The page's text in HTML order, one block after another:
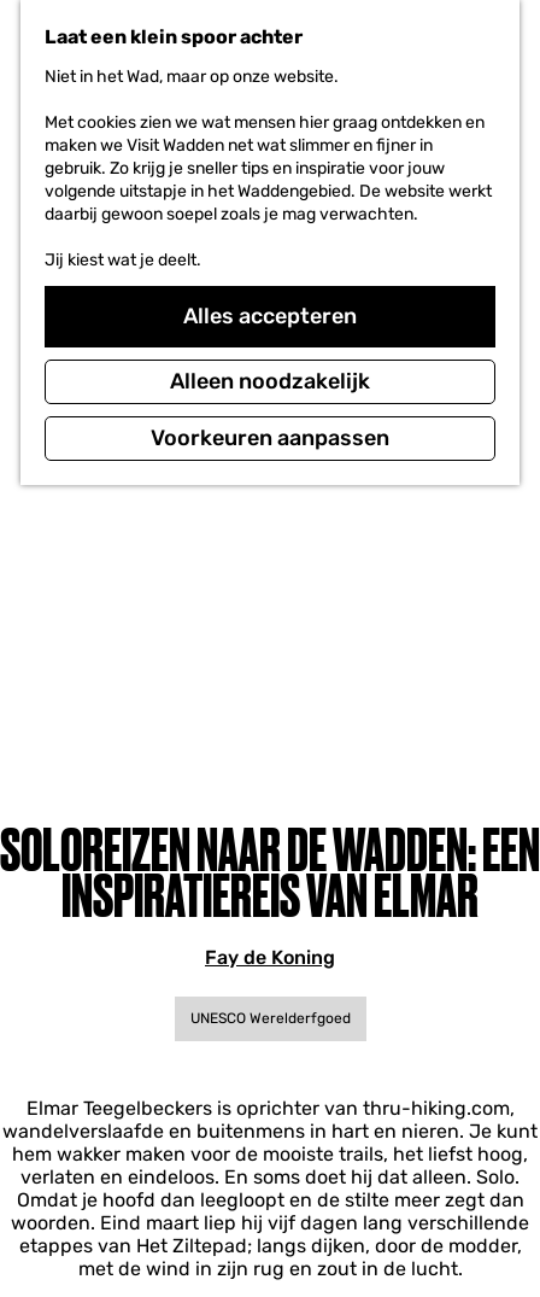
Laat een klein spoor achter
Niet in het Wad, maar op onze website.
Met cookies zien we wat mensen hier graag ontdekken en
maken we Visit Wadden net wat slimmer en fijner in
gebruik. Zo krijg je sneller tips en inspiratie voor jouw
volgende uitstapje in het Waddengebied. De website werkt
daarbij gewoon soepel zoals je mag verwachten.
Jij kiest wat je deelt.
Alles accepteren
Alleen noodzakelijk
Voorkeuren aanpassen
i
e
e
n
WAAR GAJE HEEN
PLAN JEBEZOEK
Voor ondernemers
SOLOREIZEN NAAR DE WADDEN: EEN
INSPIRATIEREIS VAN ELMAR
Fay de Koning
UNESCO Werelderfgoed
Elmar Teegelbeckers is oprichter van thru-hiking.com,
wandelverslaafde en buitenmens in hart en nieren. Je kunt
hem wakker maken voor de mooiste trails, het liefst hoog,
verlaten en eindeloos. En soms doet hij dat alleen. Solo.
Omdat je hoofd dan leegloopt en de stilte meer zegt dan
woorden. Eind maart liep hij vijf dagen lang verschillende
etappes van Het Ziltepad; langs dijken, door de modder,
met de wind in zijn rug en zout in de lucht.